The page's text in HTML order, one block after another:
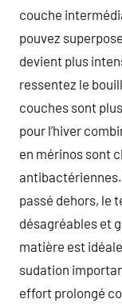
couche
pouvez
devient plus
ressentez le
couches sont
pour l’hiver
en mérinos sont
passé dehors, le
désagréables et
matière est
sudation
effort prolongé